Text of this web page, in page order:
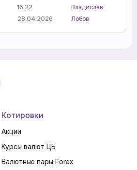
16:22
28.04.2026
Владислав
Лобов
Котировки
Акции
Курсы валют ЦБ
Валютные пары Forex